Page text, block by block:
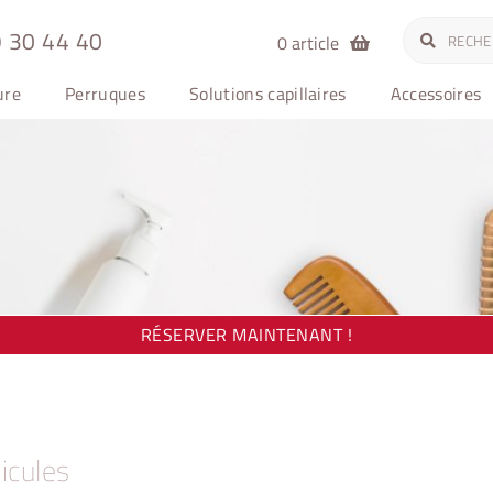
30 44 40
pour :
0 article
Perruques Solutions capillaires Accessoires
RÉSERVER MAINTENANT !